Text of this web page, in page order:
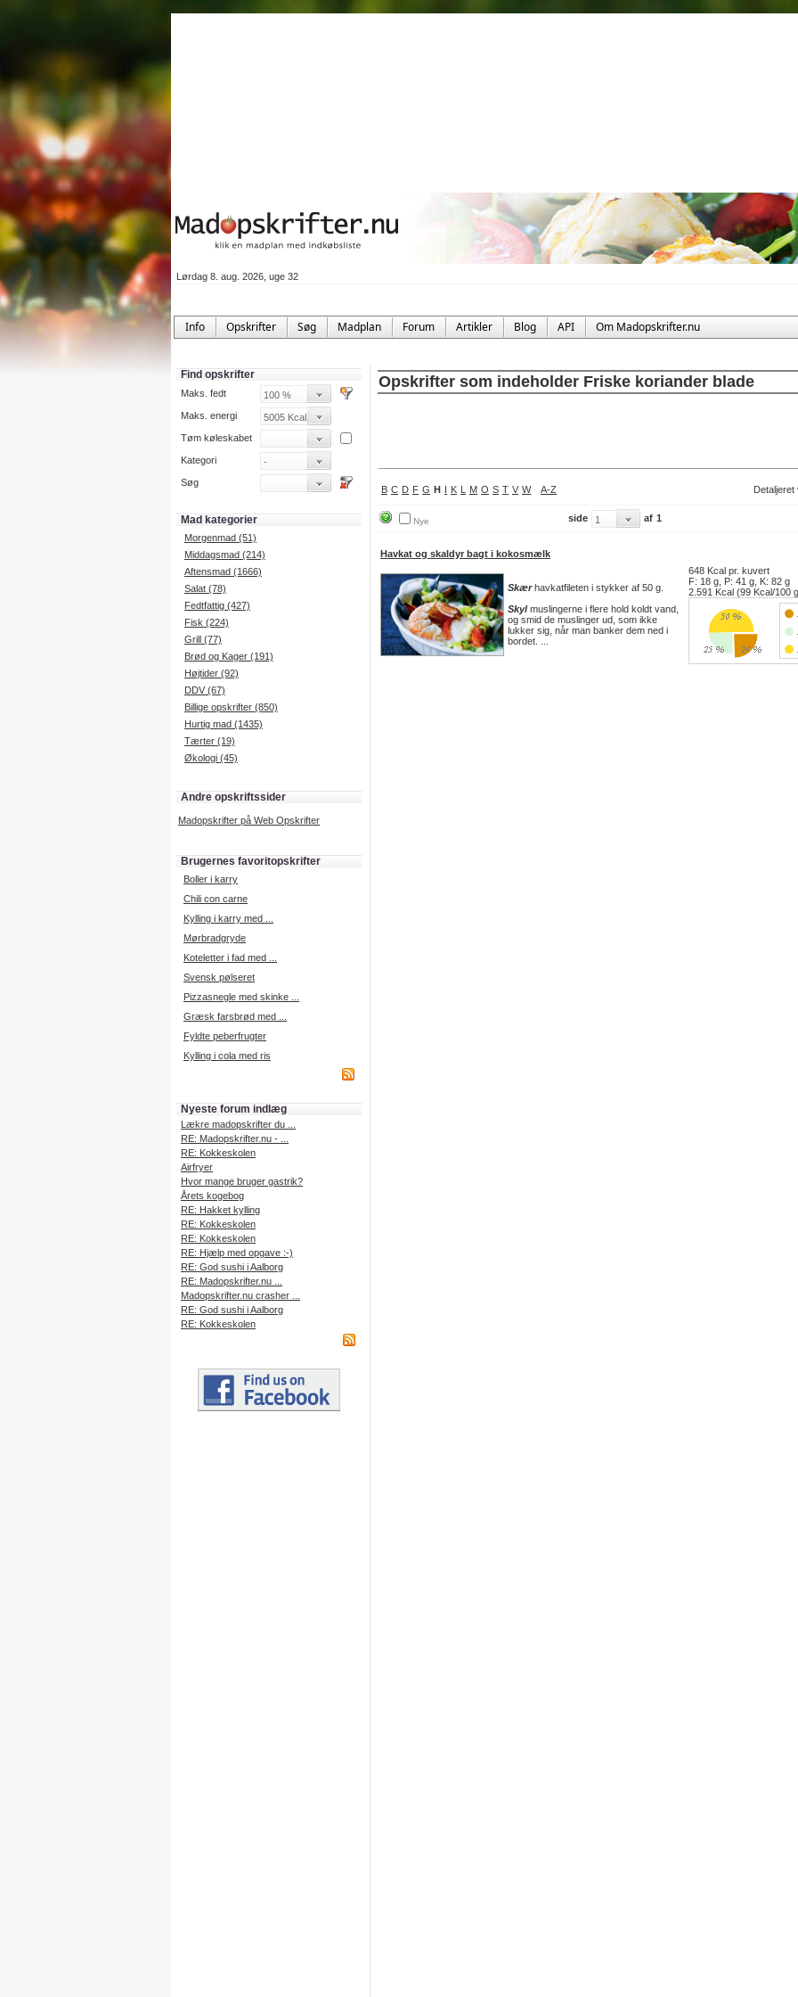
Lørdag 8. aug. 2026, uge 32
Info Opskrifter Søg Madplan Forum Artikler Blog API Om Madopskrifter.nu
Find opskrifter
Maks. fedt
Maks. energi
Tøm køleskabet
Kategori
Søg
Mad kategorier
Morgenmad (51)
Middagsmad (214)
Aftensmad (1666)
Salat (78)
Fedtfattig (427)
Fisk (224)
Grill (77)
Brød og Kager (191)
Højtider (92)
DDV (67)
Billige opskrifter (850)
Hurtig mad (1435)
Tærter (19)
Økologi (45)
Andre opskriftssider
Madopskrifter på Web Opskrifter
Brugernes favoritopskrifter
Boller i karry
Chili con carne
Kylling i karry med ...
Mørbradgryde
Koteletter i fad med ...
Svensk pølseret
Pizzasnegle med skinke ...
Græsk farsbrød med ...
Fyldte peberfrugter
Kylling i cola med ris
Nyeste forum indlæg
Lækre madopskrifter du ...
RE: Madopskrifter.nu - ...
RE: Kokkeskolen
Airfryer
Hvor mange bruger gastrik?
Årets kogebog
RE: Hakket kylling
RE: Kokkeskolen
RE: Kokkeskolen
RE: Hjælp med opgave :-)
RE: God sushi i Aalborg
RE: Madopskrifter.nu ...
Madopskrifter.nu crasher ...
RE: God sushi i Aalborg
RE: Kokkeskolen
Opskrifter som indeholder Friske koriander blade
B C D F G H I K L M O S T V W A-Z Detaljeret
Nye side af 1
Havkat og skaldyr bagt i kokosmælk
Skærhavkatfileten i stykker af 50 g.
Skylmuslingerne i flere hold koldt vand,
og smid de muslinger ud, som ikke
lukker sig, når man banker dem ned i
bordet. ...
648 Kcal pr. kuvert
F: 18 g, P: 41 g, K: 82 g
2.591 Kcal (99 Kcal/100